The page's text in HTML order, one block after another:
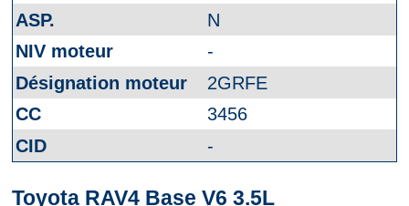
N
-
2GRFE
3456
-
Toyota RAV4 Base V6 3.5L